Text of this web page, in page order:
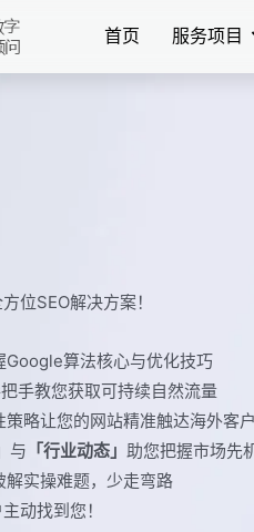
首页 服务项目
位SEO解决方案！
Google算法核心与优化技巧
手教您获取可持续自然流量
策略让您的网站精准触达海外客户
与 「行业动态」助您把握市场先
解实操难题，少走弯路
动找到您！